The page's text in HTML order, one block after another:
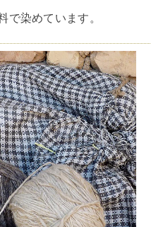
で染めています。